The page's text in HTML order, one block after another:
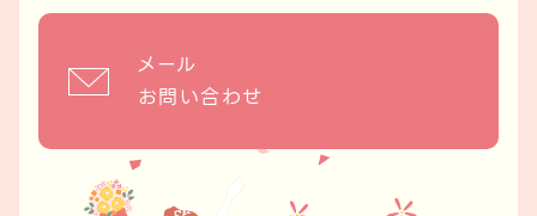
メール
お問い合わせ